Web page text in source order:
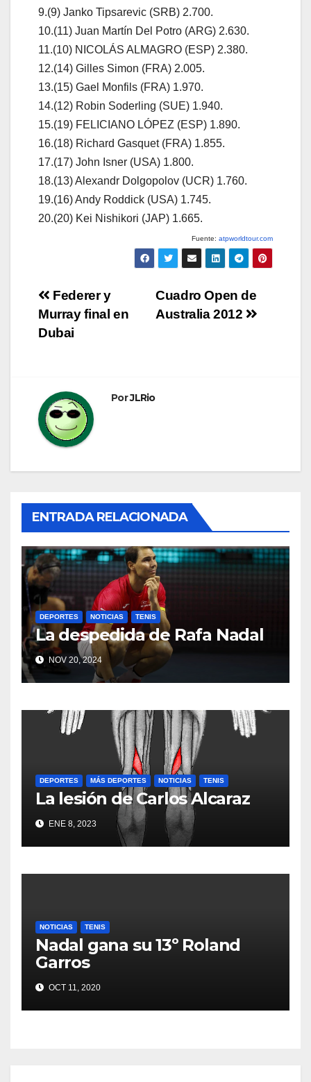
9.(9) Janko Tipsarevic (SRB) 2.700.
10.(11) Juan Martín Del Potro (ARG) 2.630.
11.(10) NICOLÁS ALMAGRO (ESP) 2.380.
12.(14) Gilles Simon (FRA) 2.005.
13.(15) Gael Monfils (FRA) 1.970.
14.(12) Robin Soderling (SUE) 1.940.
15.(19) FELICIANO LÓPEZ (ESP) 1.890.
16.(18) Richard Gasquet (FRA) 1.855.
17.(17) John Isner (USA) 1.800.
18.(13) Alexandr Dolgopolov (UCR) 1.760.
19.(16) Andy Roddick (USA) 1.745.
20.(20) Kei Nishikori (JAP) 1.665.
Fuente: atpworldtour.com
Navegación
de
Cuadro Open de
Australia 2012
Federer y
Murray final en
Dubai
PorJLRio
ENTRADA RELACIONADA
DEPORTES NOTICIAS TENIS
La despedida de Rafa Nadal
NOV 20, 2024
DEPORTES MÁS DEPORTES NOTICIAS TENIS
La lesión de Carlos Alcaraz
ENE 8, 2023
NOTICIAS TENIS
Nadal gana su 13º Roland
Garros
OCT 11, 2020